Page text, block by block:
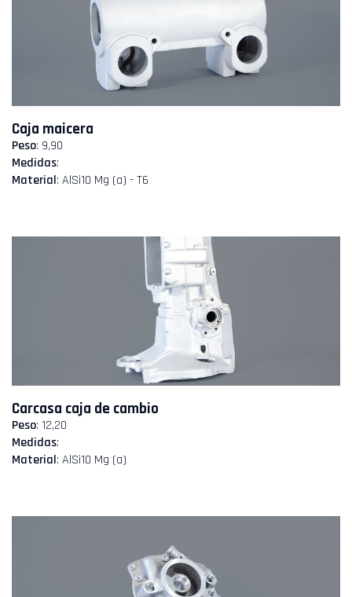
Caja maicera
Peso: 9,90
Medidas:
Material: AlSi10 Mg (a) - T6
Carcasa caja de cambio
Peso: 12,20
Medidas:
Material: AlSi10 Mg (a)